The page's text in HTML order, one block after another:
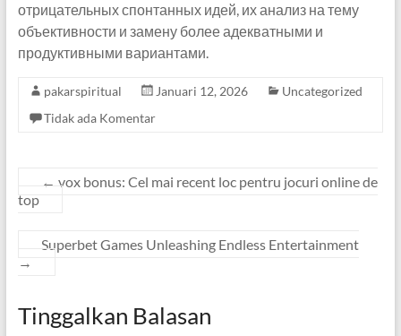
отрицательных спонтанных идей, их анализ на тему
объективности и замену более адекватными и
продуктивными вариантами.
pakarspiritual Januari 12, 2026
Uncategorized
Tidak ada Komentar
← vox bonus: Cel mai recent loc pentru jocuri online de
top
Superbet Games Unleashing Endless Entertainment
→
Tinggalkan Balasan